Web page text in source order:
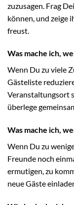
zuzusagen. Frag
können, und zeige
freust.
Was mache ich,
Wenn Du zu viele
Gästeliste
Veranstaltungsort
überlege
Was mache ich,
Wenn Du zu
Freunde noch
ermutigen, zu
neue Gäste